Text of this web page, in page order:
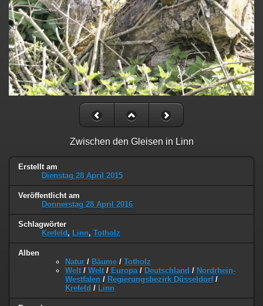
Zwischen den Gleisen in Linn
Erstellt am
Dienstag 28 April 2015
Veröffentlicht am
Donnerstag 28 April 2016
Schlagwörter
Krefeld , Linn, Totholz
Alben
Natur / Bäume / Totholz
Welt / Welt / Europa / Deutschland / Nordrhein-
Westfalen / Regierungsbezirk Düsseldorf/
Krefeld / Linn